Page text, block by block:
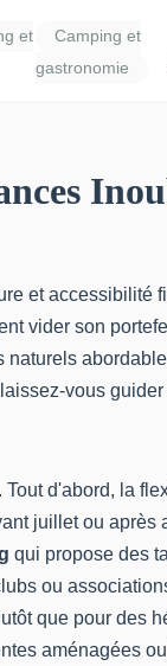
et
Camping et
gastronomie
et accessibilité
vider son
vous
. Tout d'abord, la
juillet ou
qui propose des
ou
que pour des
aménagées